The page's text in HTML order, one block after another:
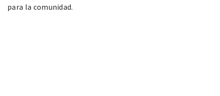
para la comunidad.